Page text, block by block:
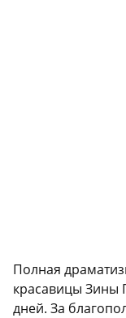
Полная
красавицы Зины
дней. За